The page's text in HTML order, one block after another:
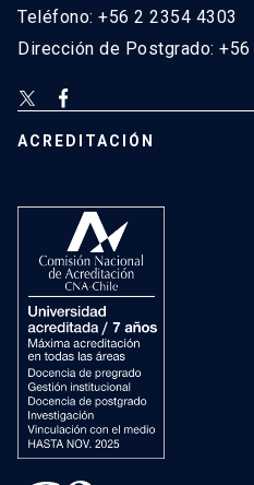
Teléfono: +56 2 2354 4303
Dirección de Postgrado:
ACREDITACIÓN